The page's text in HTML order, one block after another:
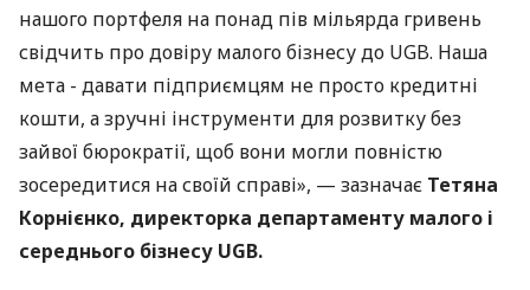
нашого портфеля на понад пів мільярда гривень
свідчить про довіру малого бізнесу до UGB. Наша
мета - давати підприємцям не просто кредитні
кошти, а зручні інструменти для розвитку без
зайвої бюрократії, щоб вони могли повністю
зосередитися на своїй справі», — зазначає Тетяна
Корнієнко, директорка департаменту малого і
середнього бізнесу UGB.